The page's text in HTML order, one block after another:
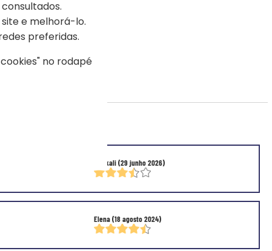
Ritakali(29 junho 2026)
Elena(18 agosto 2024)
e melhorá-lo.
preferidas.
no rodapé